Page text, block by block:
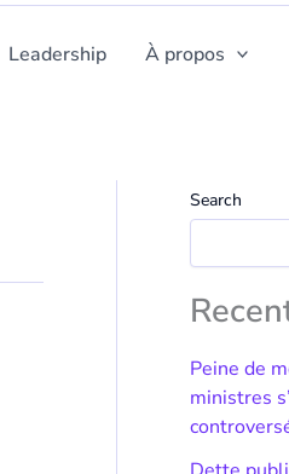
Leadership À propos
Search
Peine de
ministres